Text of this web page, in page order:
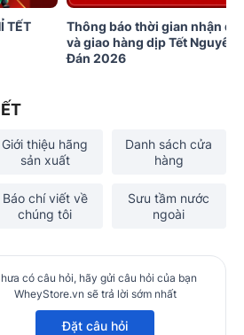
TẾT
Thông báo thời gian nhận
và giao hàng dịp Tết Nguyên
Đán 2026
Giới thiệu hãng
sản xuất
Danh sách cửa
hàng
Báo chí viết về
chúng tôi
Sưu tầm nước
ngoài
có câu hỏi, hãy gửi câu hỏi của bạn
WheyStore.vn sẽ trả lời sớm nhất
Đặt câu hỏi